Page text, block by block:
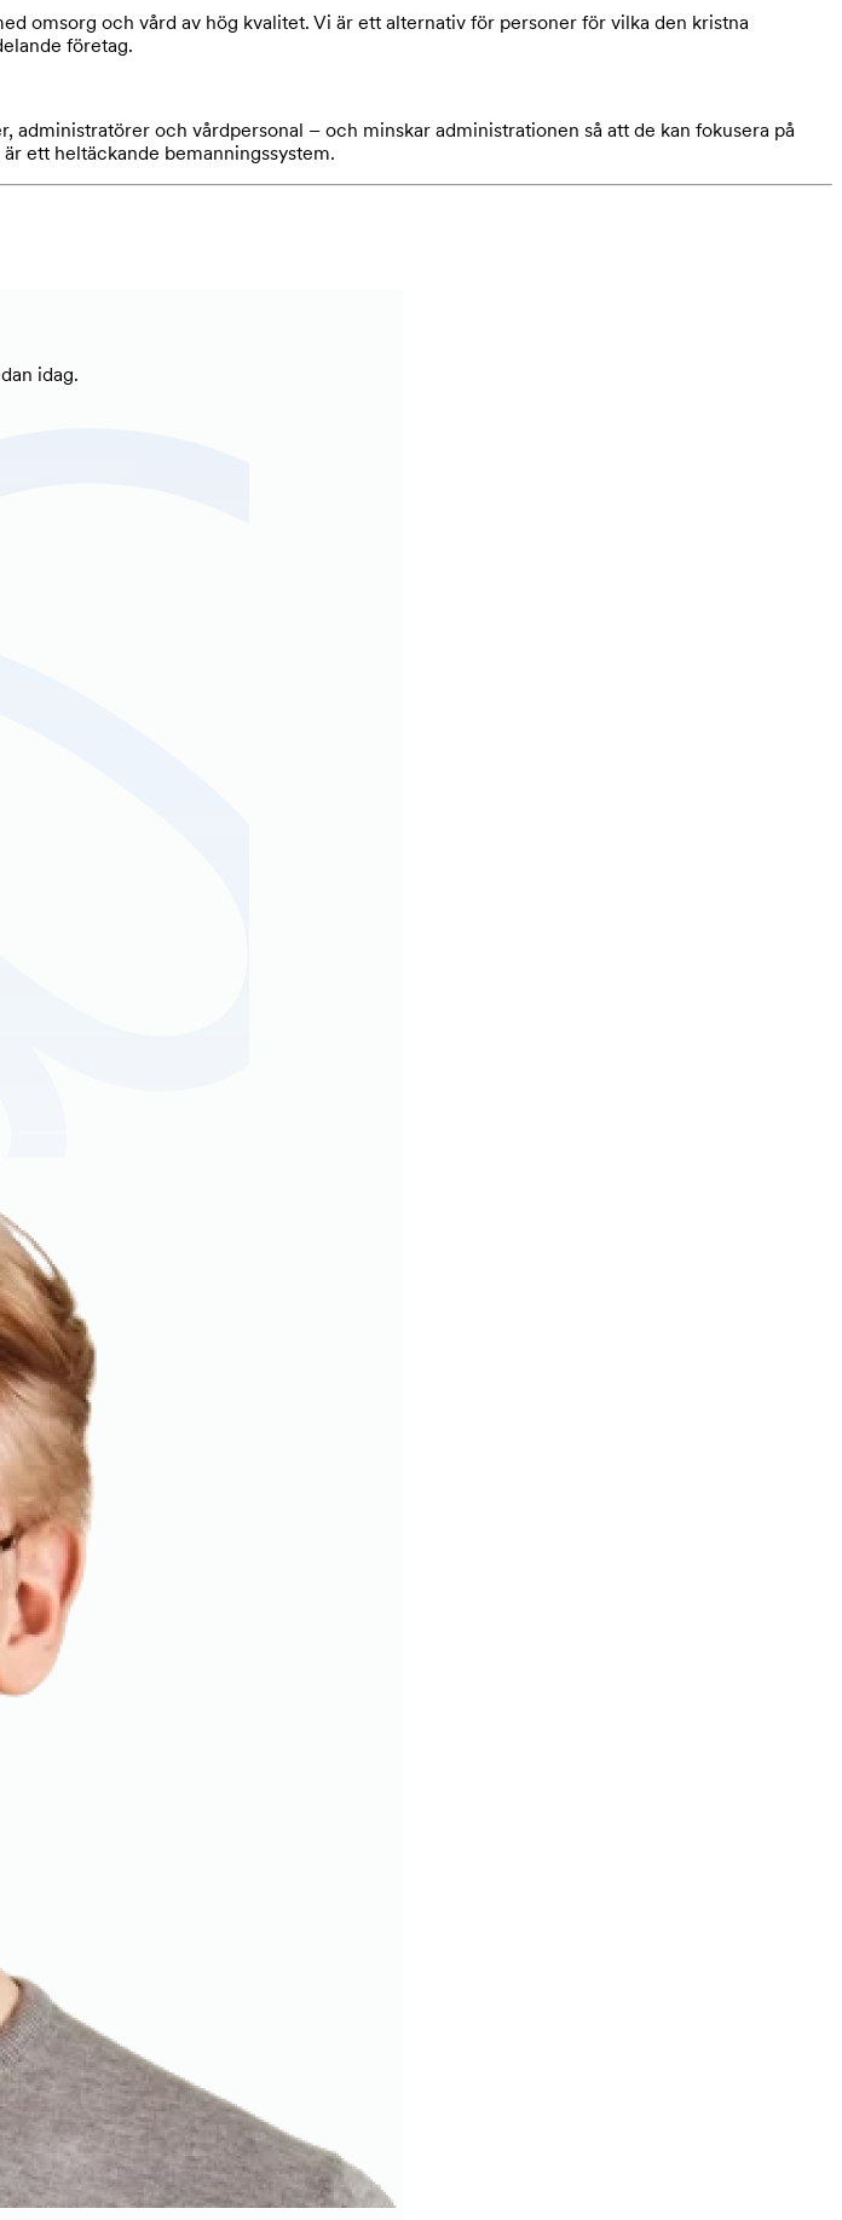
omsorg och vård av hög kvalitet. Vi är ett alternativ för personer för vilka den kristna
företag.
och vårdpersonal – och minskar administrationen så att de kan fokusera på
ett heltäckande bemanningssystem.
idag.